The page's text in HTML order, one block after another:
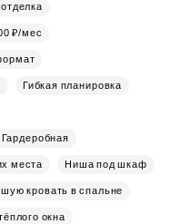
₽/мес
Гибкая планировка
Гардеробная
места Ниша под шкаф
кровать в спальне
окна